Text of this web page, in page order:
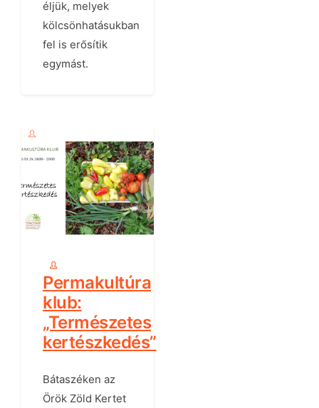
éljük, melyek
kölcsönhatásukban
fel is erősítik
egymást.
Permakultúra
klub:
„Természetes
kertészkedés”
Bátaszéken az
Örök Zöld Kertet